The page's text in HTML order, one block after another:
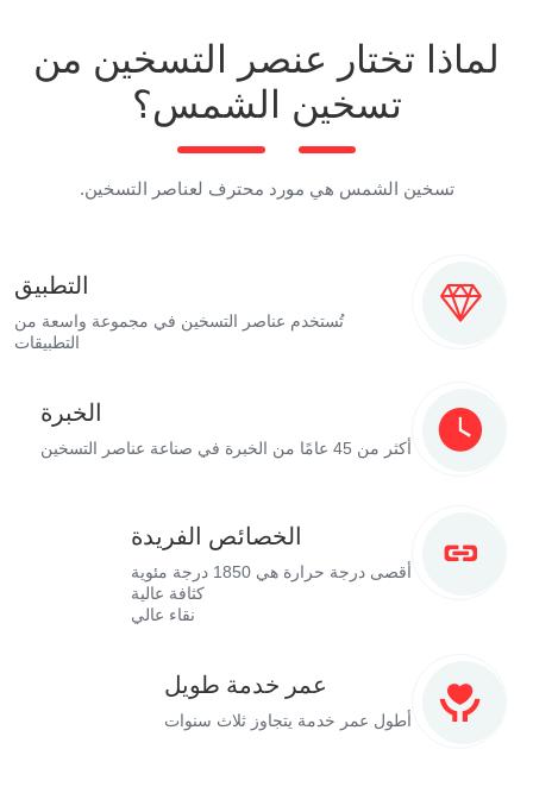
لماذا تختار عنصر التسخين من
تسخين الشمس؟
تسخين الشمس هي مورد محترف لعناصر التسخين.
التطبيق
تُستخدم عناصر التسخين في مجموعة واسعة من
التطبيقات
الخبرة
أكثر من 45 عامًا من الخبرة في صناعة عناصر التسخين
الخصائص الفريدة
أقصى درجة حرارة هي 1850 درجة مئوية
كثافة عالية
نقاء عالي
عمر خدمة طويل
أطول عمر خدمة يتجاوز ثلاث سنوات